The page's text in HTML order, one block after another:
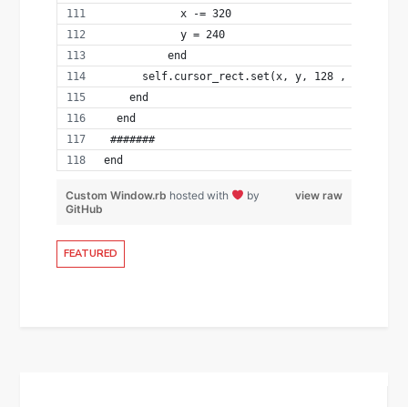
            x -= 320
            y = 240
          end
      self.cursor_rect.set(x, y, 128 , 208)
    end
  end
#######
end
view raw
Custom Window.rb hosted with
by
GitHub
FEATURED